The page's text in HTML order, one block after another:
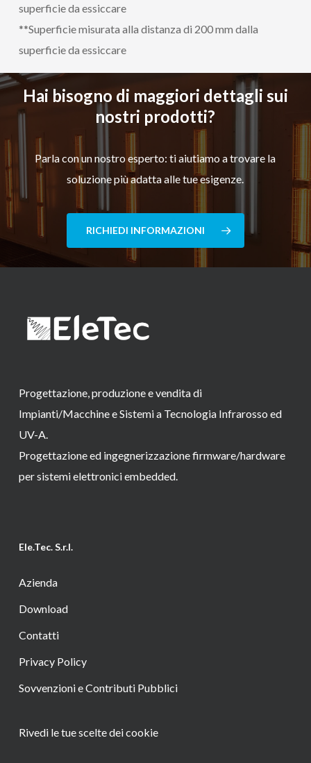
superficie da essiccare
**Superficie misurata alla distanza di 200 mm dalla
superficie da essiccare
Hai bisogno di maggiori dettagli sui
nostri prodotti?
Parla con un nostro esperto: ti aiutiamo a trovare la
soluzione più adatta alle tue esigenze.
RICHIEDI INFORMAZIONI
Progettazione, produzione e vendita di
Impianti/Macchine e Sistemi a Tecnologia Infrarosso ed
UV-A.
Progettazione ed ingegnerizzazione firmware/hardware
per sistemi elettronici embedded.
Ele.Tec. S.r.l.
Azienda
Download
Contatti
Privacy Policy
Sovvenzioni e Contributi Pubblici
Rivedi le tue scelte dei cookie